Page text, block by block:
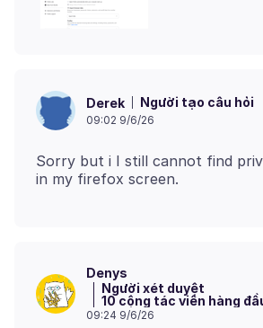
Derek Người tạo câu hỏi
09:02 9/6/26
Sorry but i I still cannot find
Denys
Người xét duyệt
10 cộng tác viên hàng
09:24 9/6/26